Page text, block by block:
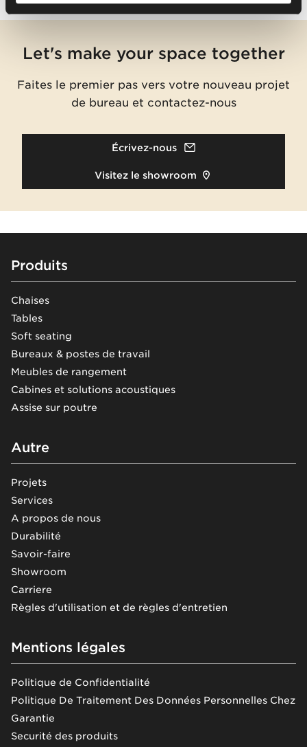
Let's make your space together
Faites le premier pas vers votre nouveau projet
de bureau et contactez-nous
Écrivez-nous
Visitez le showroom
Footer
Produits
Chaises
Tables
Soft seating
Bureaux & postes de travail
Meubles de rangement
Cabines et solutions acoustiques
Assise sur poutre
Autre
Projets
Services
A propos de nous
Durabilité
Savoir-faire
Showroom
Carriere
Règles d'utilisation et de règles d'entretien
Mentions légales
Politique de Confidentialité
Politique De Traitement Des Données Personnelles Chez
Garantie
Securité des produits